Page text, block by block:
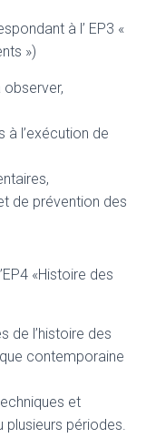
à l’ EP3 «
»)
à l’exécution de
de prévention des
«Histoire des
de l’histoire des
contemporaine
et
plusieurs périodes.